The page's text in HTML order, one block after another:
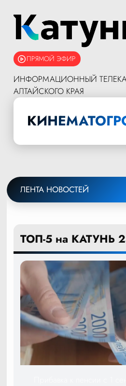
ПРЯМОЙ ЭФИР
ИНФОРМАЦИОННЫЙ
АЛТАЙСКОГО КРАЯ
ЛЕНТА НОВОСТЕЙ
ТОП-5 на КАТУНЬ